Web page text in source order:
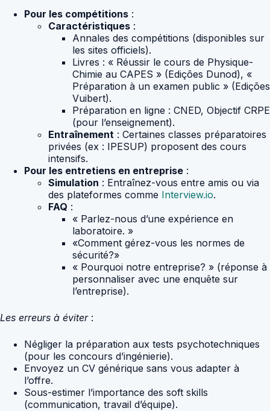
Pour les compétitions :
Caractéristiques :
Annales des compétitions (disponibles sur
les sites officiels).
Livres : « Réussir le cours de Physique-
Chimie au CAPES » (Edições Dunod), «
Préparation à un examen public » (Edições
Vuibert).
Préparation en ligne : CNED, Objectif CRPE
(pour l’enseignement).
Entraînement : Certaines classes préparatoires
privées (ex : IPESUP) proposent des cours
intensifs.
Pour les entretiens en entreprise :
Simulation : Entraînez-vous entre amis ou via
des plateformes comme Interview.io.
FAQ :
« Parlez-nous d’une expérience en
laboratoire. »
«Comment gérez-vous les normes de
sécurité?»
« Pourquoi notre entreprise? » (réponse à
personnaliser avec une enquête sur
l’entreprise).
Les erreurs à éviter:
Négliger la préparation aux tests psychotechniques
(pour les concours d’ingénierie).
Envoyez un CV générique sans vous adapter à
l’offre.
Sous-estimer l’importance des soft skills
(communication, travail d’équipe).